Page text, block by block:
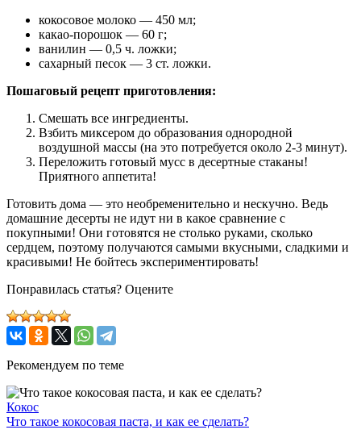
кокосовое молоко — 450 мл;
какао-порошок — 60 г;
ванилин — 0,5 ч. ложки;
сахарный песок — 3 ст. ложки.
Пошаговый рецепт приготовления:
Смешать все ингредиенты.
Взбить миксером до образования однородной
воздушной массы (на это потребуется около 2-3 минут).
Переложить готовый мусс в десертные стаканы!
Приятного аппетита!
Готовить дома ― это необременительно и нескучно. Ведь
домашние десерты не идут ни в какое сравнение с
покупными! Они готовятся не столько руками, сколько
сердцем, поэтому получаются самыми вкусными, сладкими и
красивыми! Не бойтесь экспериментировать!
Понравилась статья? Оцените
Рекомендуем по теме
Кокос
Что такое кокосовая паста, и как ее сделать?